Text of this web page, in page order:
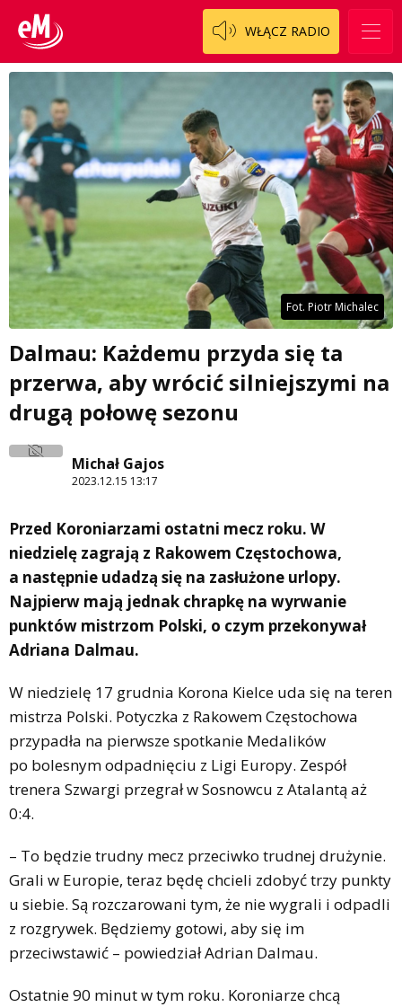
WŁĄCZ RADIO
Fot. Piotr Michalec
Dalmau: Każdemu przyda się ta
przerwa, aby wrócić silniejszymi na
drugą połowę sezonu
Michał Gajos
2023.12.15 13:17
Przed Koroniarzami ostatni mecz roku. W
niedzielę zagrają z Rakowem Częstochowa,
a następnie udadzą się na zasłużone urlopy.
Najpierw mają jednak chrapkę na wyrwanie
punktów mistrzom Polski, o czym przekonywał
Adriana Dalmau.
W niedzielę 17 grudnia Korona Kielce uda się na teren
mistrza Polski. Potyczka z Rakowem Częstochowa
przypadła na pierwsze spotkanie Medalików
po bolesnym odpadnięciu z Ligi Europy. Zespół
trenera Szwargi przegrał w Sosnowcu z Atalantą aż
0:4.
– To będzie trudny mecz przeciwko trudnej drużynie.
Grali w Europie, teraz będę chcieli zdobyć trzy punkty
u siebie. Są rozczarowani tym, że nie wygrali i odpadli
z rozgrywek. Będziemy gotowi, aby się im
przeciwstawić – powiedział Adrian Dalmau.
Ostatnie 90 minut w tym roku. Koroniarze chcą